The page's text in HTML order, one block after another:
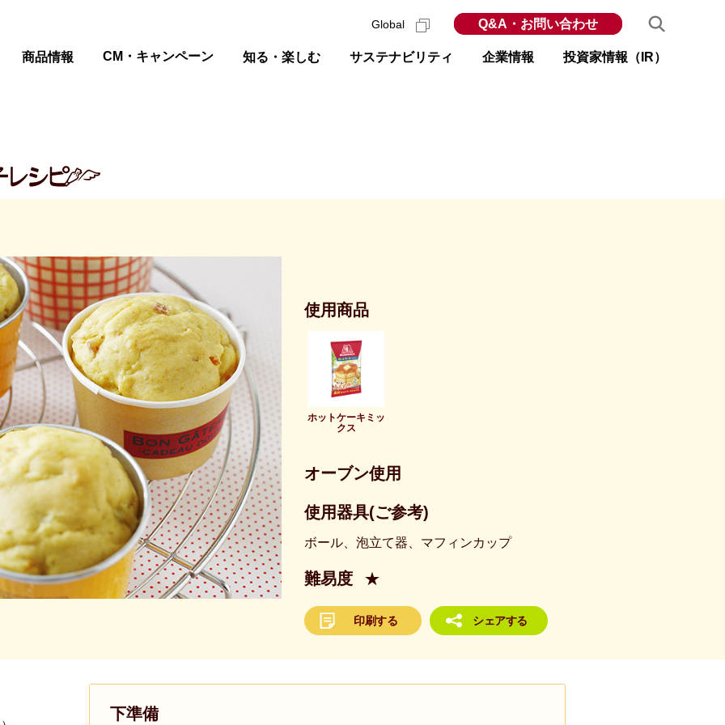
商品情報 CM・キャンペーン 知る・楽しむ サステナビリティ 企業情報 投資家情報（IR）
Global Q&A・お問い合わせ
使用商品
ホットケーキミッ
クス
オーブン使用
使用器具(ご参考)
ボール、泡立て器、マフィンカップ
難易度 ★
印刷する シェアする
下準備